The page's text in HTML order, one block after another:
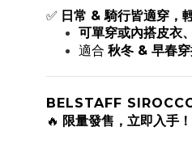
✅ 日常 & 騎行皆適穿，
可單穿或內搭皮衣
適合 秋冬 & 早春
BELSTAFF
🔥 限量發售，立即入手